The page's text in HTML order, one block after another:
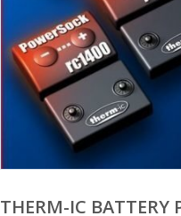
THERM-IC BATTERY